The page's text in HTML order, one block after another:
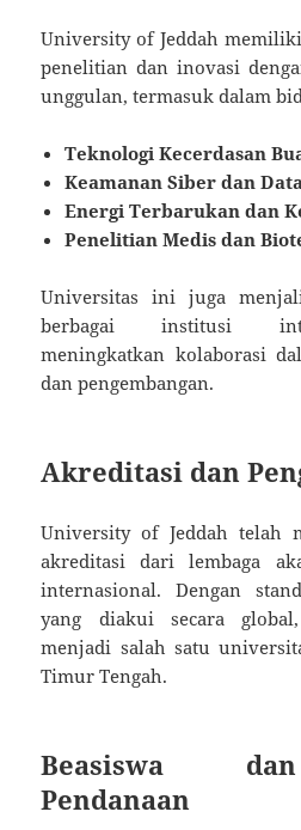
University of Jeddah
penelitian dan inovasi
unggulan, termasuk dalam
Teknologi Kecerdasan
Keamanan Siber dan
Energi Terbarukan dan
Penelitian Medis dan
Universitas ini juga
berbagai institusi
meningkatkan kolaborasi
dan pengembangan.
Akreditasi dan
University of Jeddah telah
akreditasi dari lembaga
internasional. Dengan
yang diakui secara
menjadi salah satu
Timur Tengah.
Beasiswa
Pendanaan